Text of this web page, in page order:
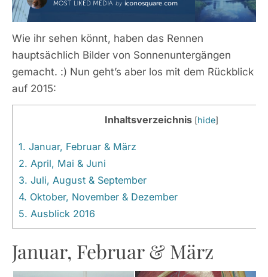
Wie ihr sehen könnt, haben das Rennen
hauptsächlich Bilder von Sonnenuntergängen
gemacht. :) Nun geht’s aber los mit dem Rückblick
auf 2015:
Inhaltsverzeichnis [hide]
1. Januar, Februar & März
2. April, Mai & Juni
3. Juli, August & September
4. Oktober, November & Dezember
5. Ausblick 2016
Januar, Februar & März